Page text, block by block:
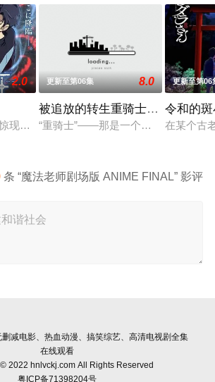
2.0
现古墓，获得墓中“宝物”之人便能获得先
更新至第06集 8.0
被追放的转生重骑士用游戏知识
“重骑士”——那是一个以防御为主，
更新至第06
令和的
在某个古
条 “魔法老师剧场版 ANIME FINAL” 影评
减电影、热血动漫、搞笑综艺、高清电视剧全集
在线观看
2022 hnlvckj.com All Rights Reserved
粤ICP备71398204号